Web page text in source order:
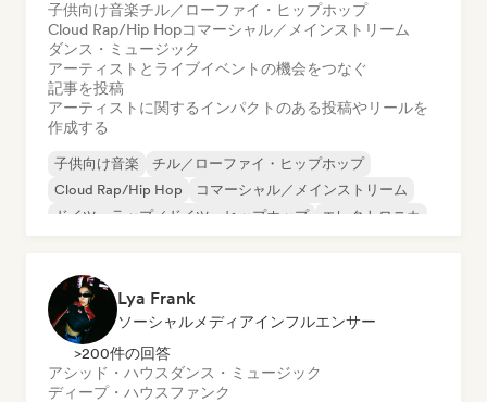
子供向け音楽チル／ローファイ・ヒップホップ
Cloud Rap/Hip Hopコマーシャル／メインストリーム
ダンス・ミュージック
アーティストとライブイベントの機会をつなぐ
記事を投稿
アーティストに関するインパクトのある投稿やリールを
作成する
子供向け音楽
チル／ローファイ・ヒップホップ
Cloud Rap/Hip Hop
コマーシャル／メインストリーム
ドイツ・ラップ／ドイツ・ヒップホップ
エレクトロニカ
Lya Frank
ソーシャルメディアインフルエンサー
>200件の回答
アシッド・ハウス ダンス・ミュージック
ディープ・ハウスファンク